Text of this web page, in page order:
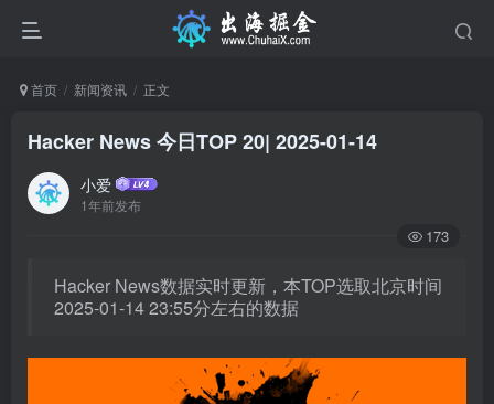
首页 新闻资讯 正文
Hacker News 今日TOP 20| 2025-01-14
小爱
1年前发布
173
Hacker News数据实时更新，本TOP选取北京时间
2025-01-14 23:55分左右的数据